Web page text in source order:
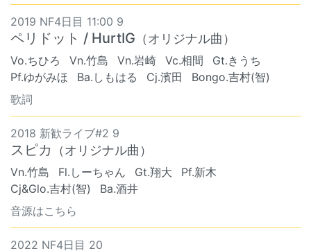
2019 NF4日目 11:00 9
ペリドット / HurtIG （オリジナル曲）
Vo.ちひろ Vn.竹島 Vn.岩崎 Vc.相間
Gt.きうち
Pf.ゆがみほ
Ba.しもはる Cj.濱田
Bongo.吉村(智)
歌詞
2018 新歓ライブ#2 9
スピカ （オリジナル曲）
Vn.竹島 Fl.しーちゃん Gt.翔大
Pf.新木
Cj&Glo.吉村(智)
Ba.酒井
音源はこちら
2022 NF4日目 20